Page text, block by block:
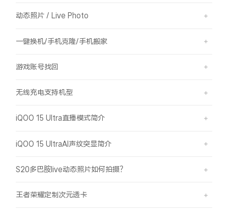
动态照片 / Live Photo
一键换机/手机克隆/手机搬家
游戏账号找回
无线充电支持机型
iQOO 15 Ultra直播模式简介
iQOO 15 UltraAI声纹突显简介
S20多巴胺live动态照片如何拍摄？
王者荣耀定制次元透卡